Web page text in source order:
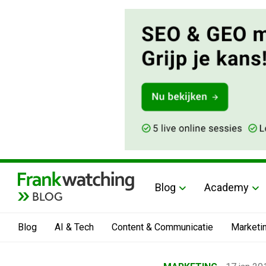
BLOG
Blog Academy
Blog AI & Tech Content & Communicatie